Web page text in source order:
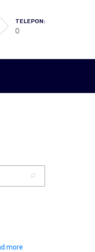
TELEPON:
0
more